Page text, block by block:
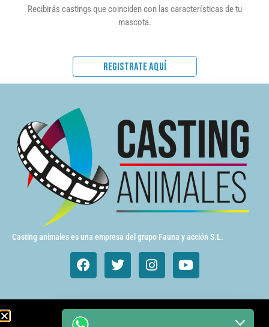
Recibirás castings que coinciden con las características de tu
mascota.
REGISTRATE AQUÍ
Casting animales es una empresa del grupo Fauna y acción S.L.
Animales de cine y TV